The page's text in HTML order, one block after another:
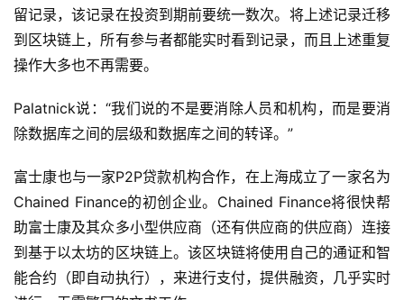
留记录，该记录在投资到期前要统一数次。将上述记录迁移
到区块链上，所有参与者都能实时看到记录，而且上述重复
操作大多也不再需要。
Palatnick说：“我们说的不是要消除人员和机构，而是要消
除数据库之间的层级和数据库之间的转译。”
富士康也与一家P2P贷款机构合作，在上海成立了一家名为
Chained Finance的初创企业。Chained Finance将很快帮
助富士康及其众多小型供应商（还有供应商的供应商）连接
到基于以太坊的区块链上。该区块链将使用自己的通证和智
能合约（即自动执行），来进行支付，提供融资，几乎实时